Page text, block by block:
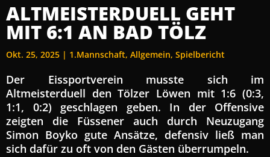
ALTMEISTERDUELL GEHT
MIT 6:1 AN BAD TÖLZ
Okt. 25, 2025 | 1.Mannschaft, Allgemein, Spielbericht
Der Eissportverein musste sich im
Altmeisterduell den Tölzer Löwen mit 1:6 (0:3,
1:1, 0:2) geschlagen geben. In der Offensive
zeigten die Füssener auch durch Neuzugang
Simon Boyko gute Ansätze, defensiv ließ man
sich dafür zu oft von den Gästen überrumpeln.